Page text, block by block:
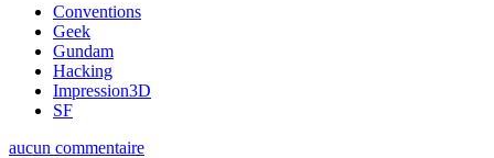
Conventions
Geek
Gundam
Hacking
Impression3D
SF
aucun commentaire